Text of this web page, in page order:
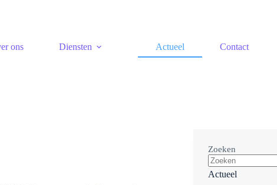
ons Diensten Actueel Contact
Zoeken
Actueel